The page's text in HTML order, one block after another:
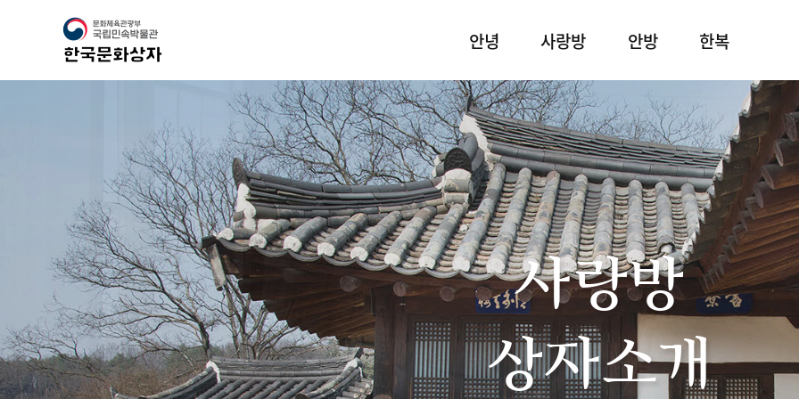
안녕 사랑방 안방 한복
사랑방
상자소개